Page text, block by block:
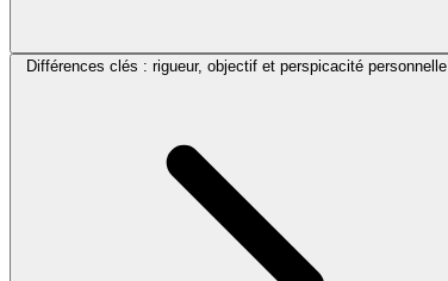
Différences clés : rigueur, objectif et perspicacité personnelle